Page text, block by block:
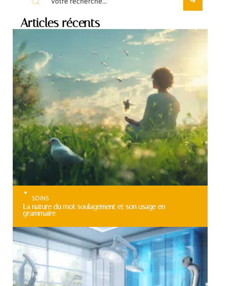
Articles récents
SOINS
La nature du mot soulagement et son usage en
grammaire